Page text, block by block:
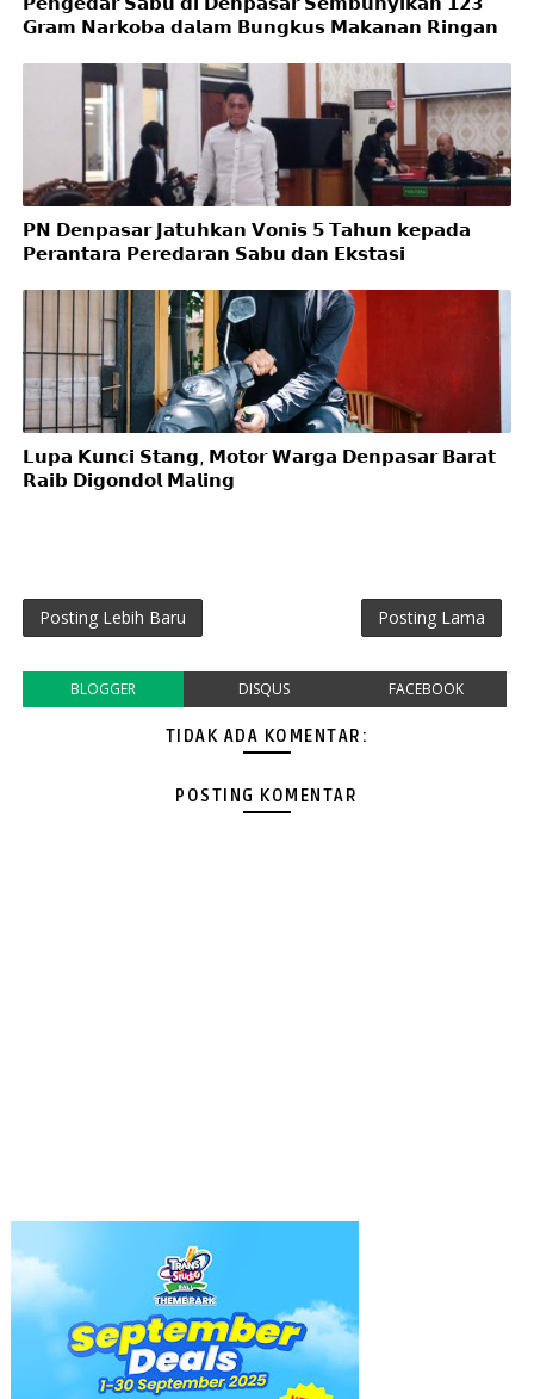
𝗚𝗿𝗮𝗺 𝗡𝗮𝗿𝗸𝗼𝗯𝗮 𝗱𝗮𝗹𝗮𝗺 𝗕𝘂𝗻𝗴𝗸𝘂𝘀 𝗠𝗮𝗸𝗮𝗻𝗮𝗻 𝗥𝗶𝗻𝗴𝗮𝗻
𝗣𝗡 𝗗𝗲𝗻𝗽𝗮𝘀𝗮𝗿 𝗝𝗮𝘁𝘂𝗵𝗸𝗮𝗻 𝗩𝗼𝗻𝗶𝘀 𝟱 𝗧𝗮𝗵𝘂𝗻 𝗸𝗲𝗽𝗮𝗱𝗮
𝗣𝗲𝗿𝗮𝗻𝘁𝗮𝗿𝗮 𝗣𝗲𝗿𝗲𝗱𝗮𝗿𝗮𝗻 𝗦𝗮𝗯𝘂 𝗱𝗮𝗻 𝗘𝗸𝘀𝘁𝗮𝘀𝗶
𝗟𝘂𝗽𝗮 𝗞𝘂𝗻𝗰𝗶 𝗦𝘁𝗮𝗻𝗴, 𝗠𝗼𝘁𝗼𝗿 𝗪𝗮𝗿𝗴𝗮 𝗗𝗲𝗻𝗽𝗮𝘀𝗮𝗿 𝗕𝗮𝗿𝗮𝘁
𝗥𝗮𝗶𝗯 𝗗𝗶𝗴𝗼𝗻𝗱𝗼𝗹 𝗠𝗮𝗹𝗶𝗻𝗴
Posting Lebih Baru Posting Lama
BLOGGER DISQUS FACEBOOK
TIDAK ADA KOMENTAR:
POSTING KOMENTAR